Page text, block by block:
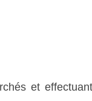
et